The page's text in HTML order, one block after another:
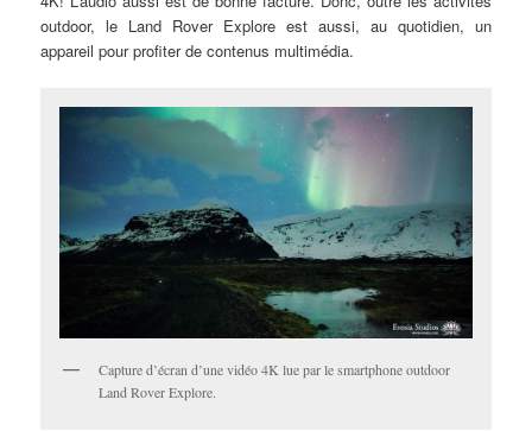
outdoor, le Land Rover Explore est aussi, au quotidien, un
appareil pour profiter de contenus multimédia.
Capture d’écran d’une vidéo 4K lue par le smartphone outdoor
Land Rover Explore.